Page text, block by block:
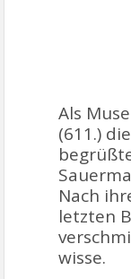
Als
(611.)
Nach
letzten
wisse.